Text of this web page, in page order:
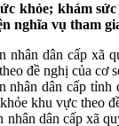
khỏe; khám
nghĩa vụ tham
nhân dân cấp xã
đề nghị của cơ
nhân dân cấp tỉnh
khu vực theo
nhân dân cấp xã